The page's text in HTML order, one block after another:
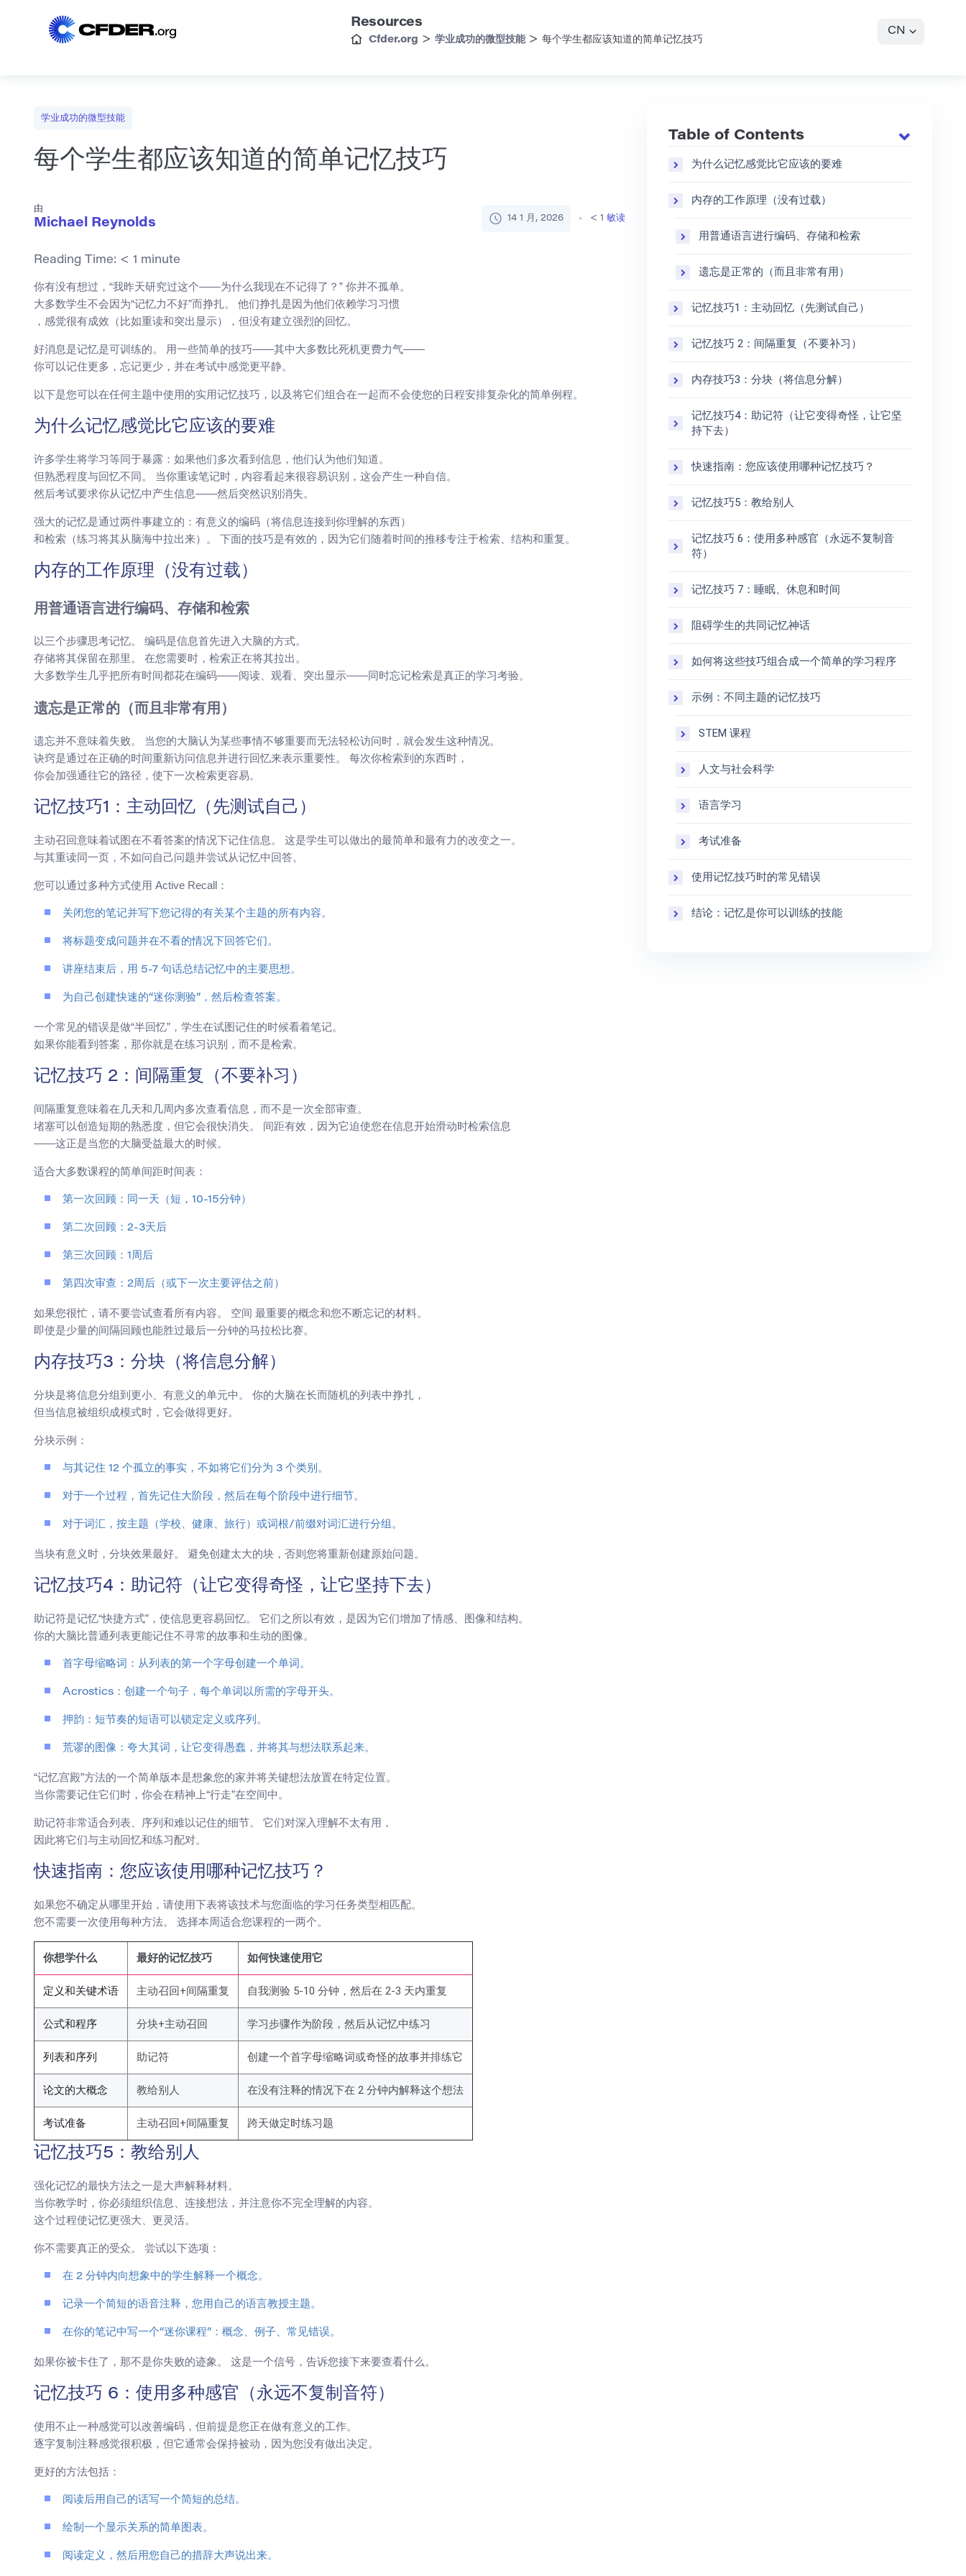
Resources
Cfder.org > 学业成功的微型技能> 每个学生都应该知道的简单记忆技巧
CN
学业成功的微型技能
每个学生都应该知道的简单记忆技巧
由
Michael Reynolds 14 1 月, 2026 < 1 敏读
Reading Time: < 1 minute
你有没有想过，“我昨天研究过这个——为什么我现在不记得了？” 你并不孤单。
大多数学生不会因为“记忆力不好”而挣扎。 他们挣扎是因为他们依赖学习习惯
，感觉很有成效（比如重读和突出显示），但没有建立强烈的回忆。
好消息是记忆是可训练的。 用一些简单的技巧——其中大多数比死机更费力气——
你可以记住更多，忘记更少，并在考试中感觉更平静。
以下是您可以在任何主题中使用的实用记忆技巧，以及将它们组合在一起而不会使您的日程安排复杂化的简单例程。
为什么记忆感觉比它应该的要难
许多学生将学习等同于暴露：如果他们多次看到信息，他们认为他们知道。
但熟悉程度与回忆不同。 当你重读笔记时，内容看起来很容易识别，这会产生一种自信。
然后考试要求你从记忆中产生信息——然后突然识别消失。
强大的记忆是通过两件事建立的：有意义的编码（将信息连接到你理解的东西）
和检索（练习将其从脑海中拉出来）。 下面的技巧是有效的，因为它们随着时间的推移专注于检索、结构和重复。
内存的工作原理（没有过载）
用普通语言进行编码、存储和检索
以三个步骤思考记忆。 编码是信息首先进入大脑的方式。
存储将其保留在那里。 在您需要时，检索正在将其拉出。
大多数学生几乎把所有时间都花在编码——阅读、观看、突出显示——同时忘记检索是真正的学习考验。
遗忘是正常的（而且非常有用）
遗忘并不意味着失败。 当您的大脑认为某些事情不够重要而无法轻松访问时，就会发生这种情况。
诀窍是通过在正确的时间重新访问信息并进行回忆来表示重要性。 每次你检索到的东西时，
你会加强通往它的路径，使下一次检索更容易。
记忆技巧1：主动回忆（先测试自己）
主动召回意味着试图在不看答案的情况下记住信息。 这是学生可以做出的最简单和最有力的改变之一。
与其重读同一页，不如问自己问题并尝试从记忆中回答。
您可以通过多种方式使用 Active Recall：
关闭您的笔记并写下您记得的有关某个主题的所有内容。
将标题变成问题并在不看的情况下回答它们。
讲座结束后，用 5-7 句话总结记忆中的主要思想。
为自己创建快速的“迷你测验”，然后检查答案。
一个常见的错误是做“半回忆”，学生在试图记住的时候看着笔记。
如果你能看到答案，那你就是在练习识别，而不是检索。
记忆技巧 2：间隔重复（不要补习）
间隔重复意味着在几天和几周内多次查看信息，而不是一次全部审查。
堵塞可以创造短期的熟悉度，但它会很快消失。 间距有效，因为它迫使您在信息开始滑动时检索信息
——这正是当您的大脑受益最大的时候。
适合大多数课程的简单间距时间表：
第一次回顾：同一天（短，10-15分钟）
第二次回顾：2-3天后
第三次回顾：1周后
第四次审查：2周后（或下一次主要评估之前）
如果您很忙，请不要尝试查看所有内容。 空间 最重要的概念和您不断忘记的材料。
即使是少量的间隔回顾也能胜过最后一分钟的马拉松比赛。
内存技巧3：分块（将信息分解）
分块是将信息分组到更小、有意义的单元中。 你的大脑在长而随机的列表中挣扎，
但当信息被组织成模式时，它会做得更好。
分块示例：
与其记住 12 个孤立的事实，不如将它们分为 3 个类别。
对于一个过程，首先记住大阶段，然后在每个阶段中进行细节。
对于词汇，按主题（学校、健康、旅行）或词根/前缀对词汇进行分组。
当块有意义时，分块效果最好。 避免创建太大的块，否则您将重新创建原始问题。
记忆技巧4：助记符（让它变得奇怪，让它坚持下去）
助记符是记忆“快捷方式”，使信息更容易回忆。 它们之所以有效，是因为它们增加了情感、图像和结构。
你的大脑比普通列表更能记住不寻常的故事和生动的图像。
首字母缩略词：从列表的第一个字母创建一个单词。
Acrostics：创建一个句子，每个单词以所需的字母开头。
押韵：短节奏的短语可以锁定定义或序列。
荒谬的图像：夸大其词，让它变得愚蠢，并将其与想法联系起来。
“记忆宫殿”方法的一个简单版本是想象您的家并将关键想法放置在特定位置。
当你需要记住它们时，你会在精神上“行走”在空间中。
助记符非常适合列表、序列和难以记住的细节。 它们对深入理解不太有用，
因此将它们与主动回忆和练习配对。
快速指南：您应该使用哪种记忆技巧？
如果您不确定从哪里开始，请使用下表将该技术与您面临的学习任务类型相匹配。
您不需要一次使用每种方法。 选择本周适合您课程的一两个。
你想学什么 最好的记忆技巧 如何快速使用它
定义和关键术语 主动召回+间隔重复 自我测验 5-10 分钟，然后在 2-3 天内重复
公式和程序 分块+主动召回 学习步骤作为阶段，然后从记忆中练习
列表和序列 助记符 创建一个首字母缩略词或奇怪的故事并排练它
论文的大概念 教给别人 在没有注释的情况下在 2 分钟内解释这个想法
考试准备 主动召回+间隔重复 跨天做定时练习题
记忆技巧5：教给别人
强化记忆的最快方法之一是大声解释材料。
当你教学时，你必须组织信息、连接想法，并注意你不完全理解的内容。
这个过程使记忆更强大、更灵活。
你不需要真正的受众。 尝试以下选项：
在 2 分钟内向想象中的学生解释一个概念。
记录一个简短的语音注释，您用自己的语言教授主题。
在你的笔记中写一个“迷你课程”：概念、例子、常见错误。
如果你被卡住了，那不是你失败的迹象。 这是一个信号，告诉您接下来要查看什么。
记忆技巧 6：使用多种感官（永远不复制音符）
使用不止一种感觉可以改善编码，但前提是您正在做有意义的工作。
逐字复制注释感觉很积极，但它通常会保持被动，因为您没有做出决定。
更好的方法包括：
阅读后用自己的话写一个简短的总结。
绘制一个显示关系的简单图表。
阅读定义，然后用您自己的措辞大声说出来。
Table of Contents
为什么记忆感觉比它应该的要难
内存的工作原理（没有过载）
用普通语言进行编码、存储和检索
遗忘是正常的（而且非常有用）
记忆技巧1：主动回忆（先测试自己）
记忆技巧 2：间隔重复（不要补习）
内存技巧3：分块（将信息分解）
记忆技巧4：助记符（让它变得奇怪，让它坚
持下去）
快速指南：您应该使用哪种记忆技巧？
记忆技巧5：教给别人
记忆技巧 6：使用多种感官（永远不复制音
符）
记忆技巧 7：睡眠、休息和时间
阻碍学生的共同记忆神话
如何将这些技巧组合成一个简单的学习程序
示例：不同主题的记忆技巧
STEM 课程
人文与社会科学
语言学习
考试准备
使用记忆技巧时的常见错误
结论：记忆是你可以训练的技能